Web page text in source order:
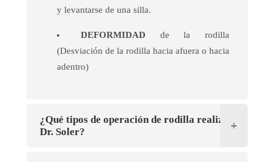
y levantarse de una silla.
DEFORMIDAD de la rodilla
(Desviación de la rodilla hacia afuera o hacia
adentro)
¿Qué tipos de operación de rodilla realiza el
Dr. Soler?